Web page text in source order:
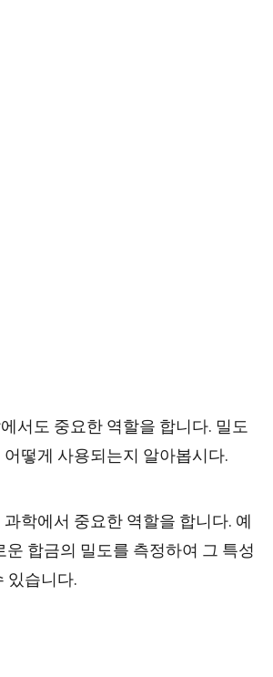
서도 중요한 역할을 합니다. 밀도
떻게 사용되는지 알아봅시다.
과학에서 중요한 역할을 합니다. 예
운 합금의 밀도를 측정하여 그 특성
있습니다.